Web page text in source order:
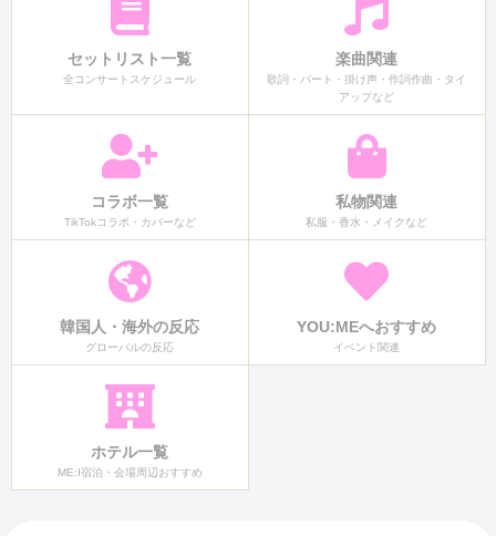
セットリスト一覧
全コンサートスケジュール
楽曲関連
歌詞・パート・掛け声・作詞作曲・タイ
アップなど
コラボ一覧
TikTokコラボ・カバーなど
私物関連
私服・香水・メイクなど
韓国人・海外の反応
グローバルの反応
YOU:MEへおすすめ
イベント関連
ホテル一覧
ME:I宿泊・会場周辺おすすめ